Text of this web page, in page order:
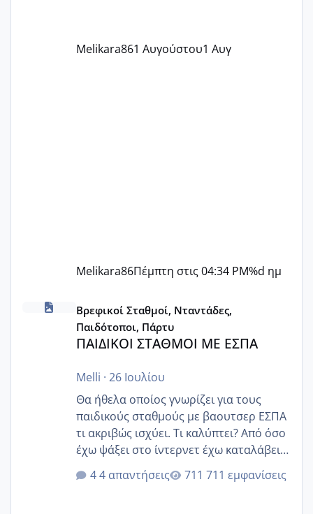
Melikara861 Αυγούστου1 Αυγ
Melikara86Πέμπτη στις 04:34 PM%d ημ
ΠΑΙΔΙΚΟΙ ΣΤΑΘΜΟΙ ΜΕ ΕΣΠΑ
Βρεφικοί Σταθμοί, Νταντάδες,
Παιδότοποι, Πάρτυ
ΠΑΙΔΙΚΟΙ ΣΤΑΘΜΟΙ ΜΕ ΕΣΠΑ
Melli · 26 Ιουλίου
Θα ήθελα οποίος γνωρίζει για τους
παιδικούς σταθμούς με βαουτσερ ΕΣΠΑ
τι ακριβώς ισχύει. Τι καλύπτει? Από όσο
έχω ψάξει στο ίντερνετ έχω καταλάβει
ότι το βαουτσερ καλύπτει όλα τα
δίδακτρα και τα τροφεια του ιδιωτικού
4 απαντήσεις 711 εμφανίσεις